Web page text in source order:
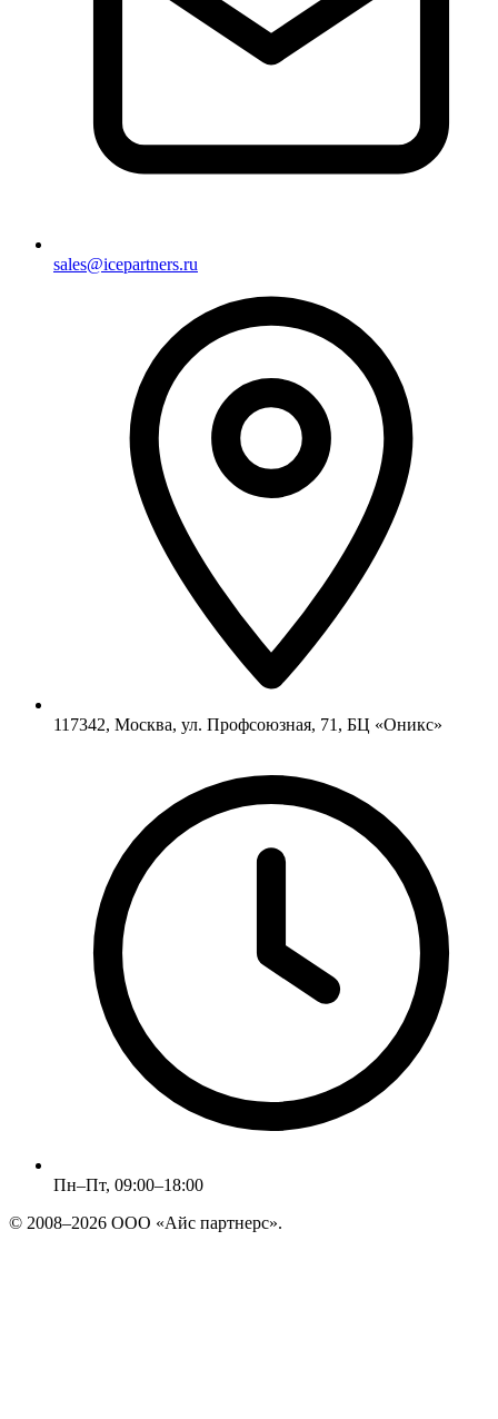
sales@icepartners.ru
117342, Москва, ул. Профсоюзная, 71, БЦ «Оникс»
Пн–Пт, 09:00–18:00
© 2008–2026 ООО «Айс партнерс».